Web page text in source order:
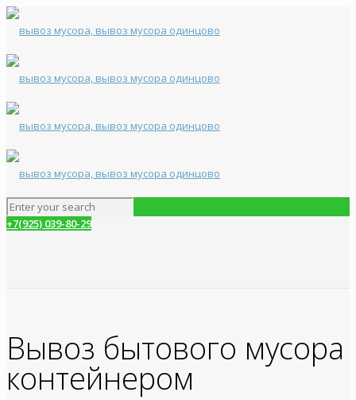
+7(925) 039-80-29
Вывоз бытового мусора
контейнером